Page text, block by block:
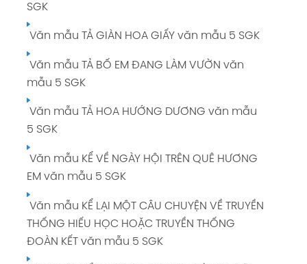
SGK
Văn mẫu TẢ GIÀN HOA GIẤY văn mẫu 5 SGK
Văn mẫu TẢ BỐ EM ĐANG LÀM VƯỜN văn
mẫu 5 SGK
Văn mẫu TẢ HOA HƯỚNG DƯƠNG văn mẫu
5 SGK
Văn mẫu KỂ VỀ NGÀY HỘI TRÊN QUÊ HƯƠNG
EM văn mẫu 5 SGK
Văn mẫu KỂ LẠI MỘT CÂU CHUYỆN VỀ TRUYỀN
THỐNG HIẾU HỌC HOẶC TRUYỀN THỐNG
ĐOÀN KẾT văn mẫu 5 SGK